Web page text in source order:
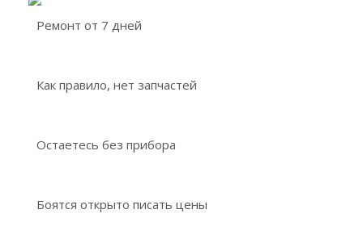
Ремонт от 7 дней
Как правило, нет запчастей
Остаетесь без прибора
Боятся открыто писать цены